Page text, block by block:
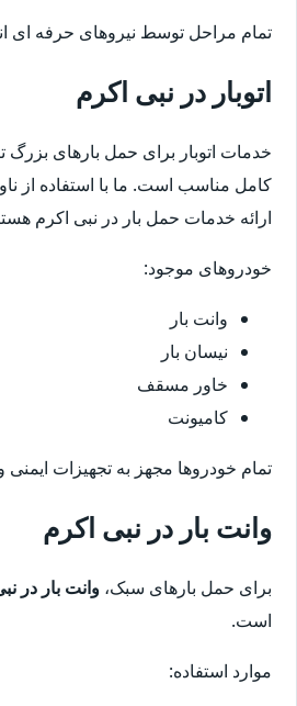
تمام مراحل توسط نیروهای حرفه ای
اتوبار در نبی اکرم
خدمات اتوبار برای حمل بارهای
کامل مناسب است. ما با استفاده از
ارائه خدمات حمل بار در نبی اکرم
خودروهای موجود:
وانت بار
نیسان بار
خاور مسقف
کامیونت
تمام خودروها مجهز به تجهیزات ایمنی
وانت بار در نبی اکرم
برای حمل بارهای سبک، وانت بار در
است.
موارد استفاده: